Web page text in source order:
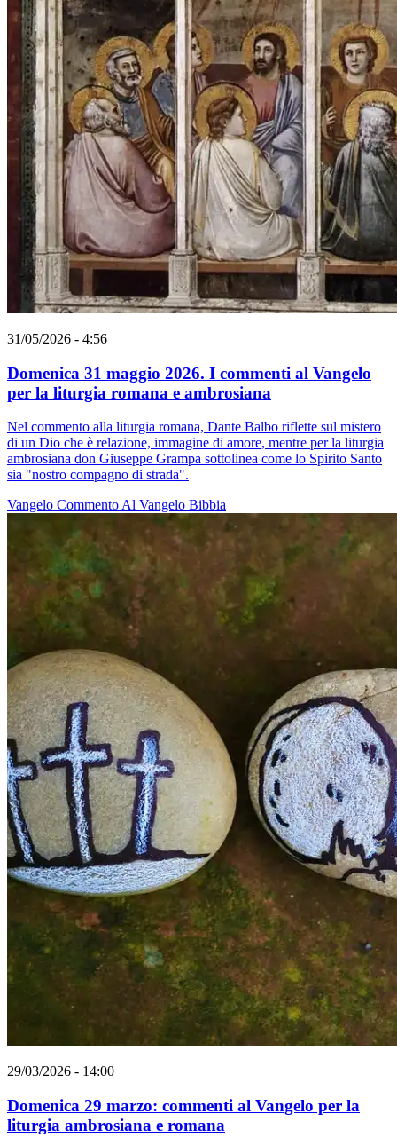
31/05/2026 - 4:56
Domenica 31 maggio 2026. I commenti al Vangelo
per la liturgia romana e ambrosiana
Nel commento alla liturgia romana, Dante Balbo riflette sul mistero
di un Dio che è relazione, immagine di amore, mentre per la liturgia
ambrosiana don Giuseppe Grampa sottolinea come lo Spirito Santo
sia "nostro compagno di strada".
Vangelo Commento Al Vangelo Bibbia
29/03/2026 - 14:00
Domenica 29 marzo: commenti al Vangelo per la
liturgia ambrosiana e romana